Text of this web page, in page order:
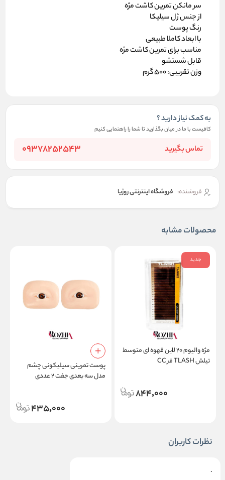
سر مانکن تمرین کاشت مژه
از جنس ژل سیلیکا
رنگ پوست
با ابعاد کاملا طبیعی
مناسب برای تمرین کاشت مژه
قابل شستشو
وزن تقریبی: 500 گرم
به کمک نیاز دارید ؟
کافیست با ما در میان بگذارید تا شما را راهنمایی کنیم
تماس بگیرید 09378252543
فروشنده: فروشگاه اینترنتی روژیا
محصولات مشابه
جدید
مژه والیوم ۲۰ لاین قهوه ای متوسط
تیلش TLASH فر CC
844,000
پوست تمرینی سیلیکونی چشم
مدل سه بعدی جفت ۲ عددی
435,000
نظرات کاربران
.